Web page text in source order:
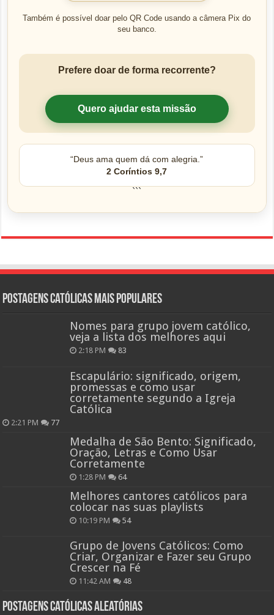
Também é possível doar pelo QR Code usando a câmera Pix do
seu banco.
Prefere doar de forma recorrente?
Quero ajudar esta missão
“Deus ama quem dá com alegria.”
2 Coríntios 9,7
```
Postagens católicas mais Populares
Nomes para grupo jovem católico,
veja a lista dos melhores aqui
2:18 PM 83
Escapulário: significado, origem,
promessas e como usar
corretamente segundo a Igreja
Católica
2:21 PM 77
Medalha de São Bento: Significado,
Oração, Letras e Como Usar
Corretamente
1:28 PM 64
Melhores cantores católicos para
colocar nas suas playlists
10:19 PM 54
Grupo de Jovens Católicos: Como
Criar, Organizar e Fazer seu Grupo
Crescer na Fé
11:42 AM 48
Postagens católicas aleatórias